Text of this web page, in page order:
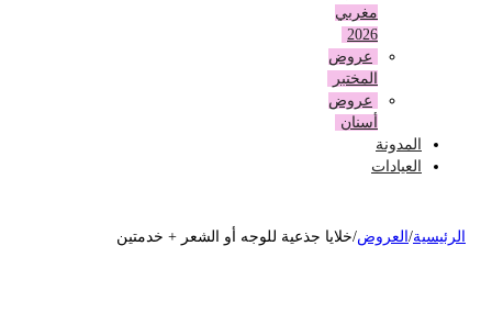
مغربي
عروض
المختبر
عروض
أسنان
المدونة
العيادات
/العروض خلايا جذعية للوجه أو الشعر + خدمتين